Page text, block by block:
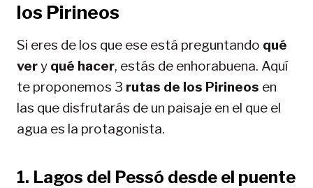
los Pirineos
Si eres de los que ese está preguntando qué
very qué hacer, estás de enhorabuena. Aquí
te proponemos 3 rutas de los Pirineos en
las que disfrutarás de un paisaje en el que el
agua es la protagonista.
1. Lagos del Pessó desde el puente